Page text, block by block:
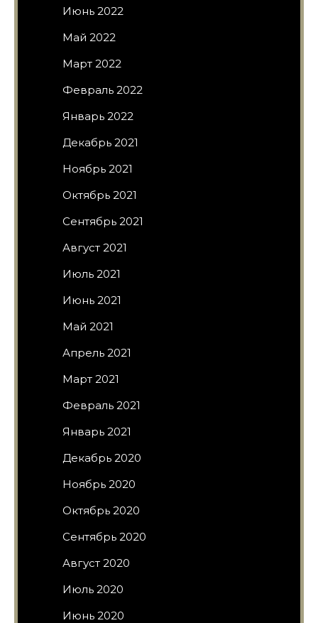
Июнь 2022
Май 2022
Март 2022
Февраль 2022
Январь 2022
Декабрь 2021
Ноябрь 2021
Октябрь 2021
Сентябрь 2021
Август 2021
Июль 2021
Июнь 2021
Май 2021
Апрель 2021
Март 2021
Февраль 2021
Январь 2021
Декабрь 2020
Ноябрь 2020
Октябрь 2020
Сентябрь 2020
Август 2020
Июль 2020
Июнь 2020